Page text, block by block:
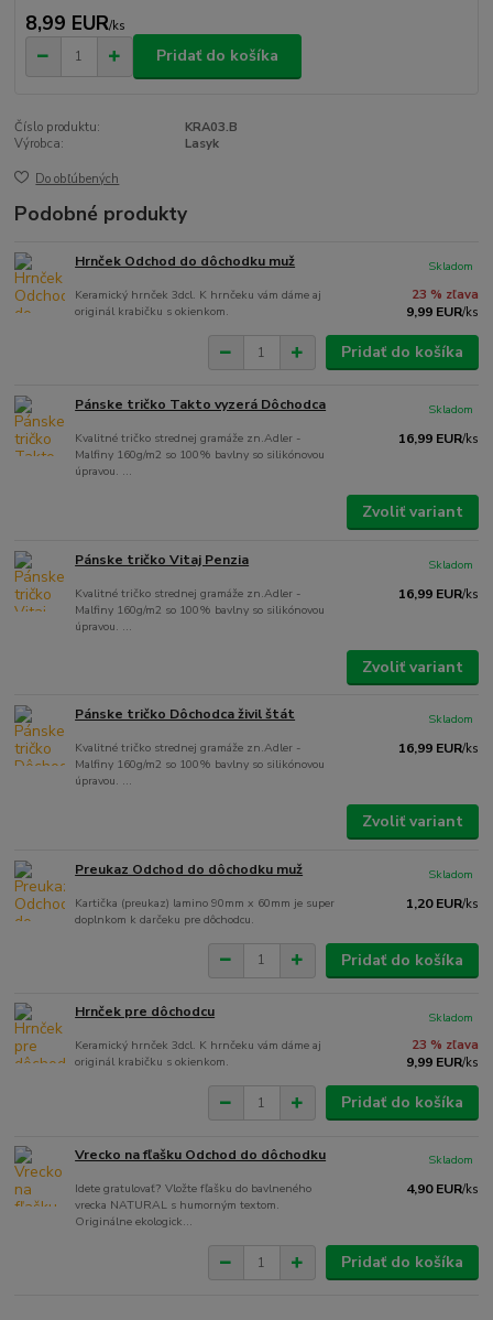
8,99 EUR/ks
Pridať do košíka
Číslo produktu:
KRA03.B
Výrobca:
Lasyk
Do obľúbených
Podobné produkty
Hrnček Odchod do dôchodku muž
Keramický hrnček 3dcl. K hrnčeku vám dáme aj
originál krabičku s okienkom.
23 % zľava
9,99 EUR/ks
Skladom
Pridať do košíka
Pánske tričko Takto vyzerá Dôchodca
Kvalitné tričko strednej gramáže zn.Adler -
Malfiny 160g/m2 so 100% bavlny so silikónovou
úpravou. ...
16,99 EUR/ks
Skladom
Zvoliť variant
Pánske tričko Vitaj Penzia
Kvalitné tričko strednej gramáže zn.Adler -
Malfiny 160g/m2 so 100% bavlny so silikónovou
úpravou. ...
16,99 EUR/ks
Skladom
Zvoliť variant
Pánske tričko Dôchodca živil štát
Kvalitné tričko strednej gramáže zn.Adler -
Malfiny 160g/m2 so 100% bavlny so silikónovou
úpravou. ...
16,99 EUR/ks
Skladom
Zvoliť variant
Preukaz Odchod do dôchodku muž
Kartička (preukaz) lamino 90mm x 60mm je super
doplnkom k darčeku pre dôchodcu.
1,20 EUR/ks
Skladom
Pridať do košíka
Hrnček pre dôchodcu
Keramický hrnček 3dcl. K hrnčeku vám dáme aj
originál krabičku s okienkom.
23 % zľava
9,99 EUR/ks
Skladom
Pridať do košíka
Vrecko na fľašku Odchod do dôchodku
Idete gratulovať? Vložte fľašku do bavlneného
vrecka NATURAL s humorným textom.
Originálne ekologick...
4,90 EUR/ks
Skladom
Pridať do košíka